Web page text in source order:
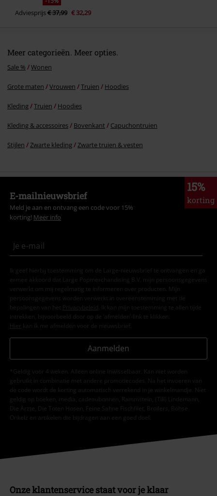
Adviesprijs€ 37,99 € 32,29
Meer categorieën. Meer opties.
Sale % Wonen
Grote maten Vrouwen Truien Hoodies
Kleding Truien Hoodies
Kleding & accessoires Bovenkant Capuchontruien
Stijlen Zwarte kleding Zwarte truien & vesten
15%
korting
E-mailnieuwsbrief
Meld je aan en ontvang een code voor 15%
korting! Meer info
Ik geef hierbij toestemming om de Large-nieuwsbrief te ontvangen en ga
ermee akkoord dat Large Popmerchandising B.V. mijn persoonsgegevens
verwerkt om mij regelmatig te informeren over producten. Mijn
persoonsgegevens worden verwerkt in overeenstemming met de
bepalingen van het
Privacybeleid . Ik kan mijn toestemming te allen tijde
intrekken, bijvoorbeeld door op de ‘afmelden’-link te klikken.
Hier kan ik me afmelden voor de nieuwsbrief.
Aanmelden
*Geldig voor 4 weken. Alleen online inwisselbaar. Kan niet worden
gebruikt in combinatie met andere promotiecodes. Na het invoeren van
de code wordt de korting automatisch verrekend in je winkelmandje. Niet
geldig op boeken, media, cadeaubonnen, Rammstein, (Till) Lindemann,
Die Ärzte, Die Toten Hosen, Feine Sahne Fischfilet, Broilers, Böhse
Onkelz en artikelen die bijdragen aan een goed doel.
Onze klantenservice staat voor je klaar